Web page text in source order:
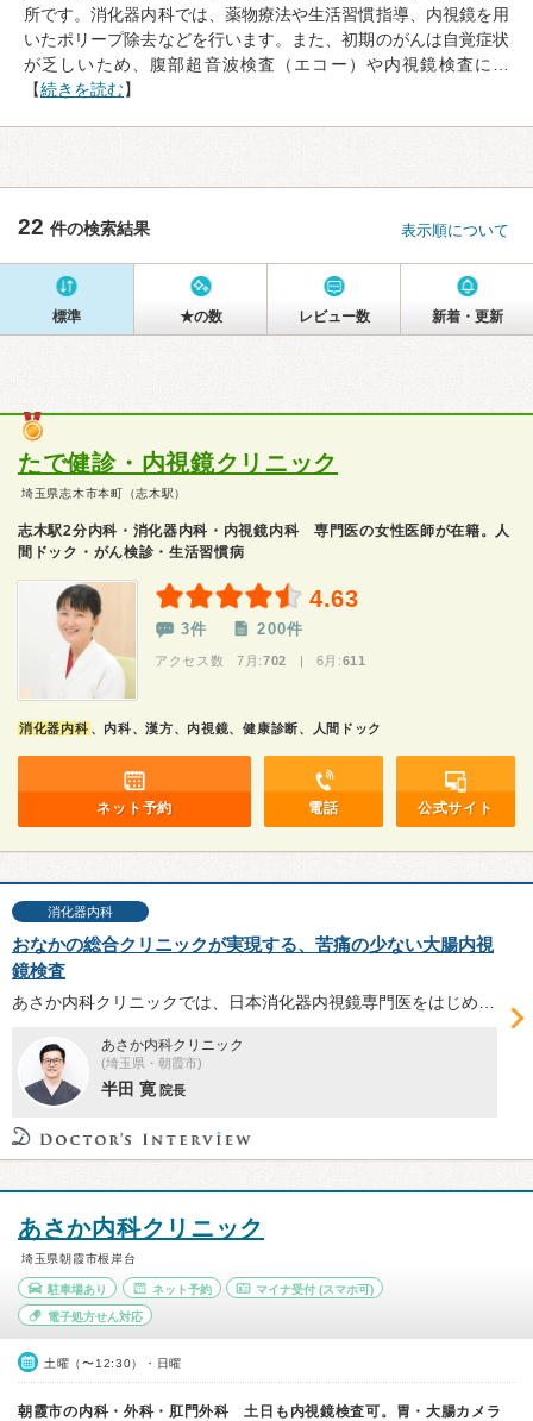
所です。消化器内科では、薬物療法や生活習慣指導、内視鏡を用
いたポリープ除去などを行います。また、初期のがんは自覚症状
が乏しいため、腹部超音波検査（エコー）や内視鏡検査に…
【続きを読む】
22 件の検索結果 表示順について
標準 ★の数 レビュー数 新着・更新
たで健診・内視鏡クリニック
埼玉県志木市本町（志木駅）
志木駅2分内科・消化器内科・内視鏡内科 専門医の女性医師が在籍。人
間ドック・がん検診・生活習慣病
4.63
3件 200件
アクセス数 7月:702 | 6月:611
消化器内科 、内科、漢方、内視鏡、健康診断、人間ドック
ネット予約 電話 公式サイト
消化器内科
おなかの総合クリニックが実現する、苦痛の少ない大腸内視
鏡検査
あさか内科クリニック
(埼玉県・朝霞市)
半田 寛 院長
あさか内科クリニック
埼玉県朝霞市根岸台
駐車場あり ネット予約 マイナ受付 (スマホ可)
電子処方せん対応
土曜（〜12:30）・日曜
朝霞市の内科・外科・肛門外科 土日も内視鏡検査可。胃・大腸カメラ